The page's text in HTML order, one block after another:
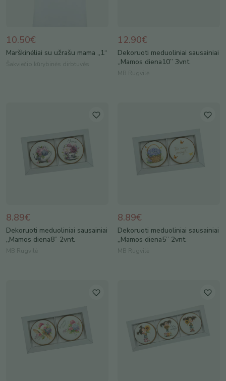
10.50€
Marškinėliai su užrašu mama „1“
Šakviečio kūrybinės dirbtuvės
12.90€
Dekoruoti meduoliniai sausainiai
„Mamos diena10” 3vnt.
MB Rugvilė
8.89€
Dekoruoti meduoliniai sausainiai
„Mamos diena8” 2vnt.
MB Rugvilė
8.89€
Dekoruoti meduoliniai sausainiai
„Mamos diena5” 2vnt.
MB Rugvilė